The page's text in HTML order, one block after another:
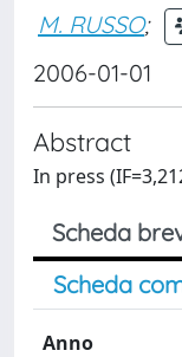
M. RUSSO;
2006-01-01
Abstract
In press
Scheda
Scheda
Anno